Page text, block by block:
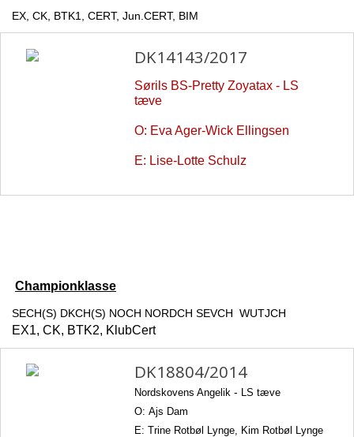
EX, CK, BTK1, CERT, Jun.CERT, BIM
DK14143/2017
Sørils BS-Pretty Zoyatax - LS
tæve
O: Eva Ager-Wick Ellingsen
E: Lise-Lotte Schulz
Championklasse
SECH(S) DKCH(S) NOCH NORDCH SEVCH WUTJCH
EX1, CK, BTK2, KlubCert
DK18804/2014
Nordskovens Angelik -
LS tæve
O: Ajs Dam
E: Trine Rotbøl Lynge, Kim Rotbøl Lynge